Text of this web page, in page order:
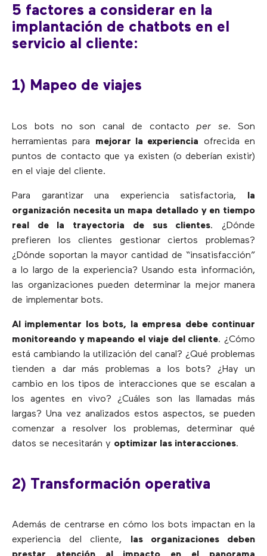
5 factores a considerar en la
implantación de chatbots en el
servicio al cliente:
1) Mapeo de viajes
Los bots no son canal de contactoper se. Son
herramientas para mejorar la experiencia ofrecida en
puntos de contacto que ya existen (o deberían existir)
en el viaje del cliente.
Para garantizar una experiencia satisfactoria,
la
organización necesita un mapa detallado y en tiempo
real de la trayectoria de sus clientes. ¿Dónde
prefieren los clientes gestionar ciertos problemas?
¿Dónde soportan la mayor cantidad de “insatisfacción”
a lo largo de la experiencia? Usando esta información,
las organizaciones pueden determinar la mejor manera
de implementar bots.
Al implementar los bots, la empresa debe continuar
monitoreando y mapeando el viaje del cliente. ¿Cómo
está cambiando la utilización del canal? ¿Qué problemas
tienden a dar más problemas a los bots? ¿Hay un
cambio en los tipos de interacciones que se escalan a
los agentes en vivo? ¿Cuáles son las llamadas más
largas? Una vez analizados estos aspectos, se pueden
comenzar a resolver los problemas, determinar qué
datos se necesitarán y optimizar las interacciones.
2) Transformación operativa
Además de centrarse en cómo los bots impactan en la
experiencia del cliente, las organizaciones deben